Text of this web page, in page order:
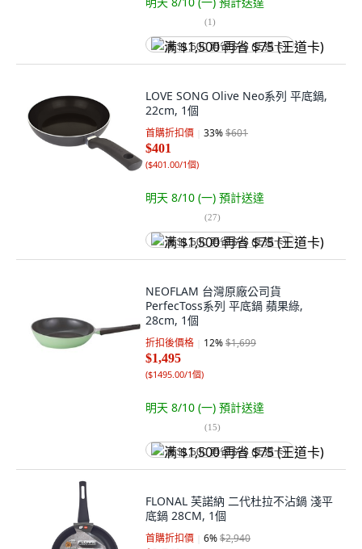
(1)
满 $1,500 再省 $75 (王道卡)
LOVE SONG Olive Neo系列 平底鍋,
22cm, 1個
首購折扣價 33%$601
$401
($401.00/1個)
明天 8/10 (一) 預計送達
(27)
满 $1,500 再省 $75 (王道卡)
NEOFLAM 台灣原廠公司貨
PerfecToss系列 平底鍋 蘋果綠,
28cm, 1個
折扣後價格 12%$1,699
$1,495
($1495.00/1個)
明天 8/10 (一) 預計送達
(15)
满 $1,500 再省 $75 (王道卡)
FLONAL 芙諾納 二代杜拉不沾鍋 淺平
底鍋 28CM, 1個
首購折扣價 6%$2,940